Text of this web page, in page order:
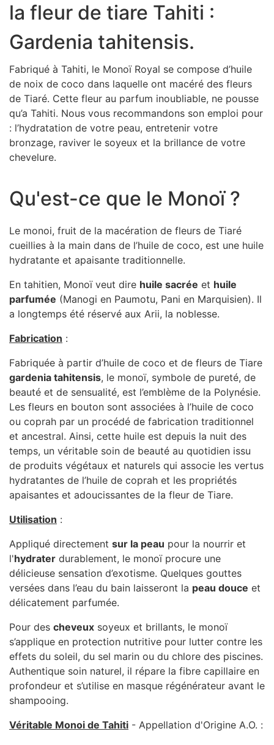
la fleur de tiare Tahiti :
Gardenia tahitensis.
Fabriqué à Tahiti, le Monoï Royal se compose d’huile
de noix de coco dans laquelle ont macéré des fleurs
de Tiaré. Cette fleur au parfum inoubliable, ne pousse
qu’a Tahiti. Nous vous recommandons son emploi pour
: l’hydratation de votre peau, entretenir votre
bronzage, raviver le soyeux et la brillance de votre
chevelure.
Qu'est-ce que le Monoï ?
Le monoi, fruit de la macération de fleurs de Tiaré
cueillies à la main dans de l’huile de coco, est une huile
hydratante et apaisante traditionnelle.
En tahitien, Monoï veut dire huile sacrée et huile
parfumée (Manogi en Paumotu, Pani en Marquisien). Il
a longtemps été réservé aux Arii, la noblesse.
Fabrication :
Fabriquée à partir d’huile de coco et de fleurs de Tiare
gardenia tahitensis, le monoï, symbole de pureté, de
beauté et de sensualité, est l’emblème de la Polynésie.
Les fleurs en bouton sont associées à l’huile de coco
ou coprah par un procédé de fabrication traditionnel
et ancestral. Ainsi, cette huile est depuis la nuit des
temps, un véritable soin de beauté au quotidien issu
de produits végétaux et naturels qui associe les vertus
hydratantes de l’huile de coprah et les propriétés
apaisantes et adoucissantes de la fleur de Tiare.
Utilisation :
Appliqué directement sur la peau pour la nourrir et
l'hydrater durablement, le monoï procure une
délicieuse sensation d’exotisme. Quelques gouttes
versées dans l’eau du bain laisseront la peau douce et
délicatement parfumée.
Pour des cheveux soyeux et brillants, le monoï
s’applique en protection nutritive pour lutter contre les
effets du soleil, du sel marin ou du chlore des piscines.
Authentique soin naturel, il répare la fibre capillaire en
profondeur et s’utilise en masque régénérateur avant le
shampooing.
Véritable Monoi de Tahiti - Appellation d'Origine A.O. :